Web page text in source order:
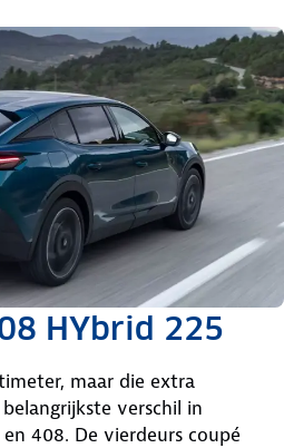
HYbrid 225
maar die extra
verschil in
408. De vierdeurs coupé